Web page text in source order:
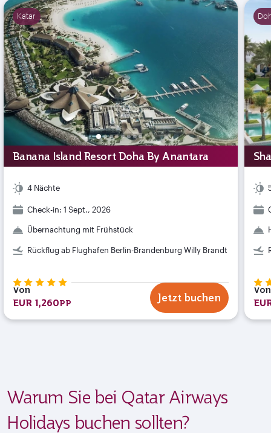
Katar
Banana Island Resort Doha By Anantara
4 Nächte
Check-in: 1 Sept., 2026
Übernachtung mit Frühstück
Rückflug ab Flughafen Berlin-Brandenburg Willy Brandt
Von
EUR 1,260PP Jetzt buchen
Von
Warum Sie bei Qatar Airways
Holidays buchen sollten?